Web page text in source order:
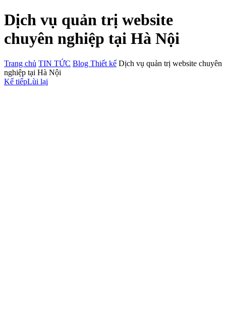
Dịch vụ quản trị website
chuyên nghiệp tại Hà Nội
Trang chủ TIN TỨC Blog Thiết kế Dịch vụ quản trị website chuyên
nghiệp tại Hà Nội
Kế tiếpLùi lại